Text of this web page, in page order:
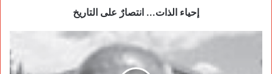
الشرق الأوسط مهد كل الحضارات فهي في الوقت نفسه مهد ومركز
الأوسط أساساً وسبباً ومصدراً لجميع القضايا التي نعيشها اليوم لأنها
مخبأة فيها. فبقدر تحليلنا لتاريخنا القديم، أي تاريخ منطقة الشرق
الأوسط القديم، بذاك القدر يمكن أن نجد الحل للقضايا التي نعايشها
إحياء الذات... انتصارٌ على التاريخ